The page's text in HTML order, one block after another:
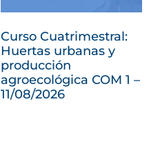
Curso Cuatrimestral:
Huertas urbanas y
producción
agroecológica COM 1 –
11/08/2026